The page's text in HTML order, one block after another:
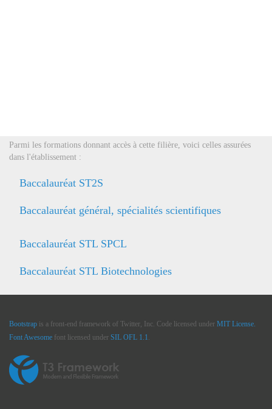
Parmi les formations donnant accès à cette filière, voici celles assurées
dans l'établissement :
Baccalauréat ST2S
Baccalauréat général, spécialités scientifiques
Baccalauréat STL SPCL
Baccalauréat STL Biotechnologies
Bootstrap is a front-end framework of Twitter, Inc. Code licensed under MIT License.
Font Awesome font licensed under SIL OFL 1.1.